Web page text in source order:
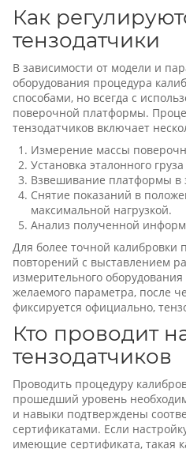
Как
тензодатчики
В зависимости от модели и
оборудования процедура
способами, но всегда с
поверочной платформы.
тензодатчиков включает
Измерение массы
Установка эталонного
Взвешивание платформы в
Снятие показаний в
максимальной нагрузкой.
Анализ полученной
Для более точной калибровки
повторений с выставлением
измерительного
желаемого параметра, после
фиксируется официально,
Кто проводит
тензодатчиков
Проводить процедуру
прошедший уровень
и навыки подтверждены
сертификатами. Если
имеющие сертификата, такая